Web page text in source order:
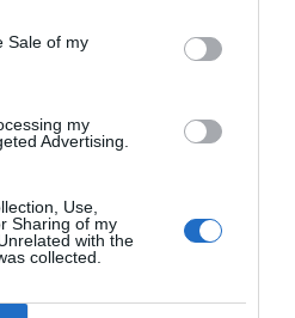
Sale of my
my
Advertising.
Use,
Sharing of my
with the
collected.
SANCHISTA
sanchista. Hazte
de La Mareta:
criminal”